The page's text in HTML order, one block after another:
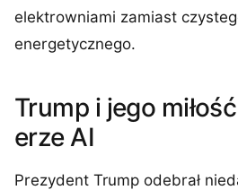
elektrowniami zamiast
energetycznego.
Trump i jego
erze AI
Prezydent Trump odebrał